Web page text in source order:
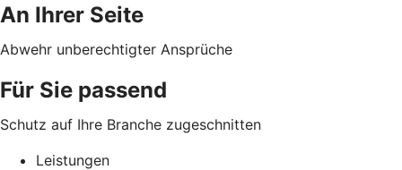
An Ihrer Seite
Abwehr unberechtigter Ansprüche
Für Sie passend
Schutz auf Ihre Branche zugeschnitten
Leistungen